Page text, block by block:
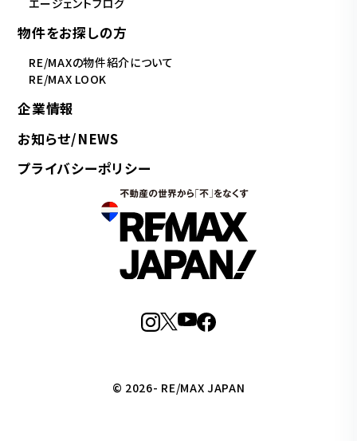
エージェントブログ
物件をお探しの方
RE/MAXの物件紹介について
RE/MAX LOOK
企業情報
お知らせ/NEWS
プライバシーポリシー
© 2026- RE/MAX JAPAN